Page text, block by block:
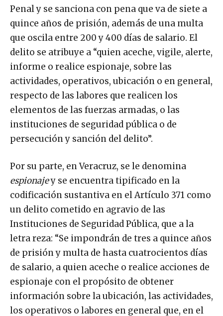
Penal y se sanciona con pena que va de siete a
quince años de prisión, además de una multa
que oscila entre 200 y 400 días de salario. El
delito se atribuye a “quien aceche, vigile, alerte,
informe o realice espionaje, sobre las
actividades, operativos, ubicación o en general,
respecto de las labores que realicen los
elementos de las fuerzas armadas, o las
instituciones de seguridad pública o de
persecución y sanción del delito”.
Por su parte, en Veracruz, se le denomina
espionajey se encuentra tipificado en la
codificación sustantiva en el Artículo 371 como
un delito cometido en agravio de las
Instituciones de Seguridad Pública, que a la
letra reza: “Se impondrán de tres a quince años
de prisión y multa de hasta cuatrocientos días
de salario, a quien aceche o realice acciones de
espionaje con el propósito de obtener
información sobre la ubicación, las actividades,
los operativos o labores en general que, en el